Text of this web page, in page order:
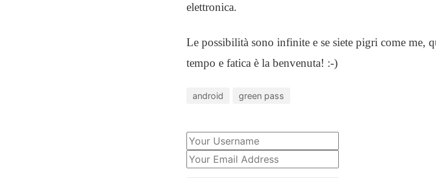
elettronica.
Le possibilità sono infinite e se siete pigri come me,
tempo e fatica è la benvenuta! :-)
android green pass